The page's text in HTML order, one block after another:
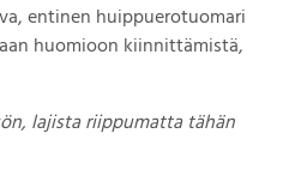
entinen huippuerotuomari
huomioon kiinnittämistä,
lajista riippumatta tähän